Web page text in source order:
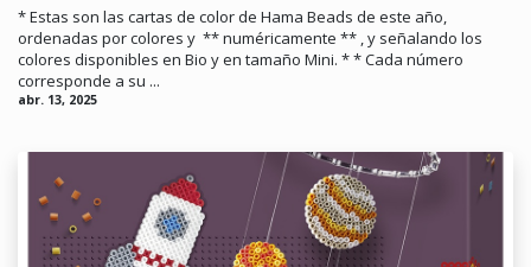
* Estas son las cartas de color de Hama Beads de este año,
ordenadas por colores y ** numéricamente ** , y señalando los
colores disponibles en Bio y en tamaño Mini. * * Cada número
corresponde a su ...
abr. 13, 2025